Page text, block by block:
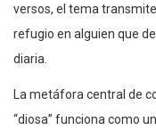
versos, el tema
refugio en alguien que
diaria.
La metáfora central de
“diosa” funciona como